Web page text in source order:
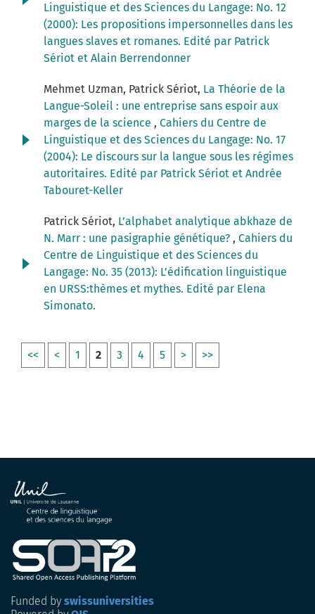
Linguistique et des Sciences du Langage: No. 12
(2000): Les propositions impersonnelles dans les
langues slaves et romanes. Edité par Patrick
Sériot et Alain Berrendonner
Mehmet Uzman, Patrick Sériot, La Théorie de la
Langue-Soleil : une entreprise sans espoir aux
marges de la science , Cahiers du Centre de
Linguistique et des Sciences du Langage: No. 17
(2004): Le discours sur la langue sous les régimes
autoritaires. Edité par Patrick Sériot et Andrée
Tabouret-Keller
Patrick Sériot, L’alphabet analytique abkhaze de
N. Marr : une pasigraphie génétique? , Cahiers du
Centre de Linguistique et des Sciences du
Langage: No. 35 (2013): L’édification linguistique
en URSS:thèmes et mythes. Edité par Elena
Simonato.
<< < 1 2 3 4 5 > >>
Funded by swissuniversities